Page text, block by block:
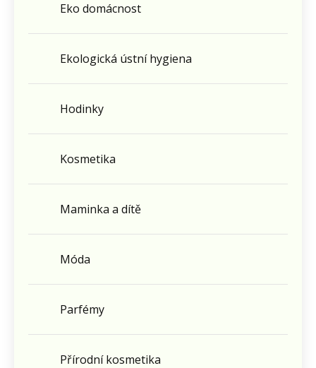
Eko domácnost
Ekologická ústní hygiena
Hodinky
Kosmetika
Maminka a dítě
Móda
Parfémy
Přírodní kosmetika